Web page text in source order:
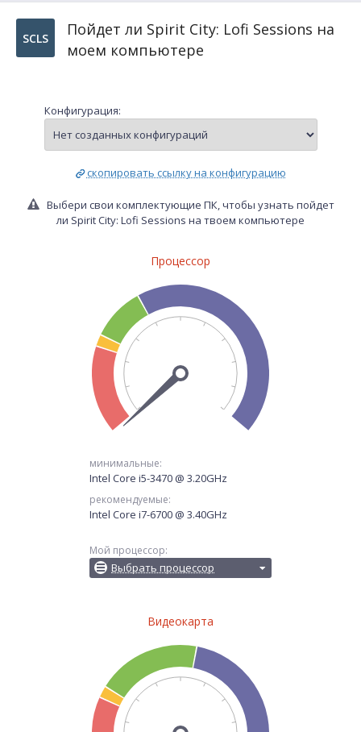
SCLS
Пойдет ли Spirit City: Lofi Sessions на
моем компьютере
Конфигурация:
скопировать ссылку на конфигурацию
Выбери свои комплектующие ПК, чтобы узнать пойдет
ли Spirit City: Lofi Sessions на твоем компьютере
Процессор
минимальные:
Intel Core i5-3470 @ 3.20GHz
рекомендуемые:
Intel Core i7-6700 @ 3.40GHz
Мой процессор:
Выбрать процессор
Видеокарта